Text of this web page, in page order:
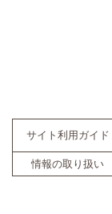
サイト利用ガイド
情報の取り扱い